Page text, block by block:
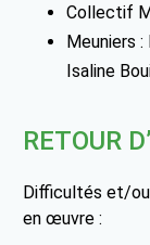
Collectif
Meuniers
Isaline
RETOUR
Difficultés et/
en œuvre :